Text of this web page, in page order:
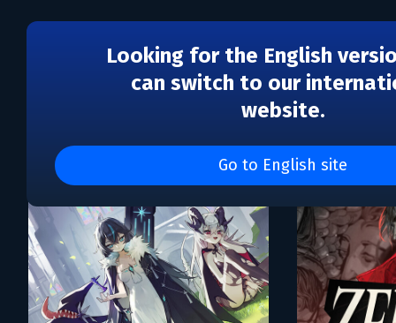
Looking for the English
can switch to our
website.
Go to English site
Каталог игр Black